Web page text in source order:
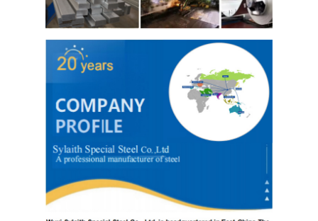
Алюминиевый материал
Медный материал
PPGI гальванизировало стальную катушку